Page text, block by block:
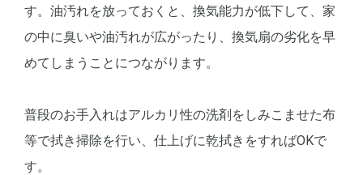
す。油汚れを放っておくと、換気能力が低下して、家
の中に臭いや油汚れが広がったり、換気扇の劣化を早
めてしまうことにつながります。
普段のお手入れはアルカリ性の洗剤をしみこませた布
等で拭き掃除を行い、仕上げに乾拭きをすればOKで
す。